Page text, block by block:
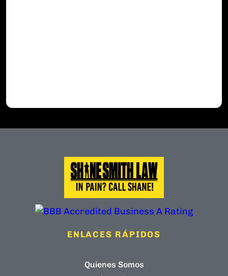
ENLACES RÁPIDOS
Quienes Somos